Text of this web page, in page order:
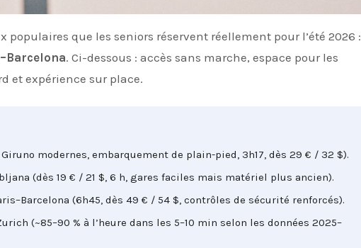
que les seniors réservent réellement pour l’été 2026 :
. Ci-dessous : accès sans marche, espace pour les
et expérience sur place.
modernes, embarquement de plain-pied, 3h17, dès 29 € / 32 $).
(dès 19 € / 21 $, 6 h, gares faciles mais matériel plus ancien).
(6h45, dès 49 € / 54 $, contrôles de sécurité renforcés).
(~85–90 % à l’heure dans les 5–10 min selon les données 2025–